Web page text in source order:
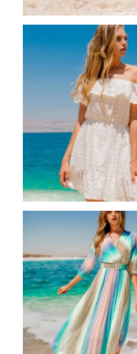
ebutikpl
Вер 1
ebutikpl